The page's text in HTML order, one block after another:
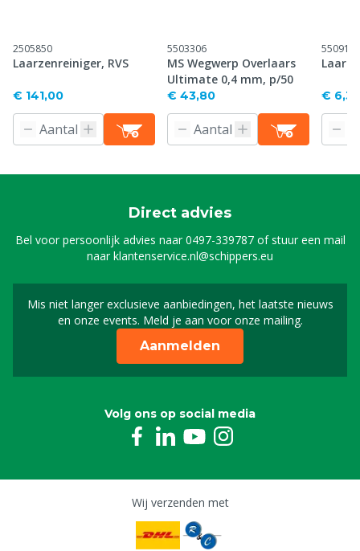
2505850
Laarzenreiniger, RVS
€ 141,00
5503306
MS Wegwerp Overlaars
Ultimate 0,4 mm, p/50
€ 43,80
5509145
€ 6,30
Direct advies
Bel voor persoonlijk advies naar0497-339787of stuur een mail
naarklantenservice.nl@schippers.eu
Mis niet langer exclusieve aanbiedingen, het laatste nieuws
en onze events. Meld je aan voor onze mailing.
Schrijf je in voor onze
Aanmelden
Volg ons op social media
Wij verzenden met